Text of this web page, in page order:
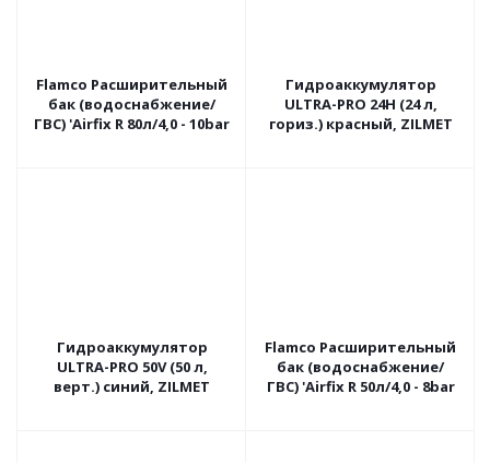
Flamco Расширительный
бак (водоснабжение/
ГВС) 'Airfix R 80л/4,0 - 10bar
Гидроаккумулятор
ULTRA-PRO 24H (24 л,
гориз.) красный, ZILMET
Гидроаккумулятор
ULTRA-PRO 50V (50 л,
верт.) синий, ZILMET
Flamco Расширительный
бак (водоснабжение/
ГВС) 'Airfix R 50л/4,0 - 8bar